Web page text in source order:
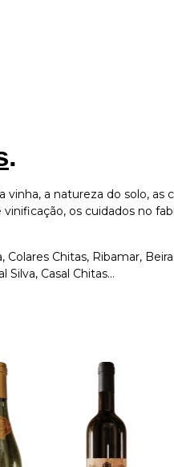
.
a natureza do solo, as
os cuidados no
Chitas, Ribamar,
Silva, Casal Chitas…